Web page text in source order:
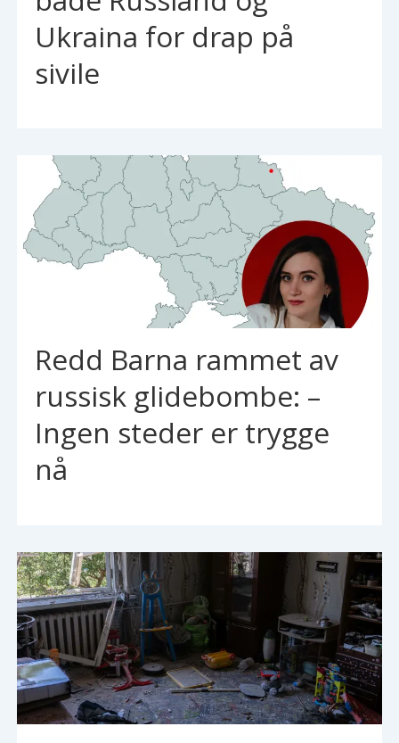
Ukraina for drap på
sivile
Redd Barna rammet av
russisk glidebombe: –
Ingen steder er trygge
nå